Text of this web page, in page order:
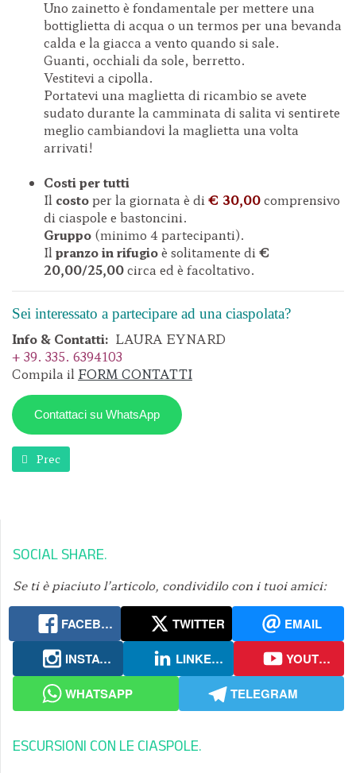
Uno zainetto è fondamentale per mettere una
bottiglietta di acqua o un termos per una bevanda
calda e la giacca a vento quando si sale.
Guanti, occhiali da sole, berretto.
Vestitevi a cipolla.
Portatevi una maglietta di ricambio se avete
sudato durante la camminata di salita vi sentirete
meglio cambiandovi la maglietta una volta
arrivati!
Costi per tutti
Il costoper la giornata è di € 30,00comprensivo
di ciaspole e bastoncini.
Gruppo (minimo 4 partecipanti).
Il pranzo in rifugioè solitamente di €
20,00/25,00circa ed è facoltativo.
Sei interessato a partecipare ad una ciaspolata?
Info & Contatti: LAURA EYNARD
+ 39. 335. 6394103
Compila il FORM CONTATTI
Contattaci su WhatsApp
Articolo precedente: Avvicinarsi alla Neve con le Ciaspole |
Prec
SOCIAL SHARE
Se ti è piaciuto l’articolo, condividilo con i tuoi amici:
FACEBOOK TWITTER
EMAIL
INSTAGRAM
LINKEDIN
YOUTUBE
WHATSAPP
TELEGRAM
ESCURSIONI CON LE CIASPOLE